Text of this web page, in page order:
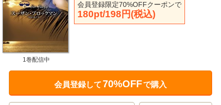
会員登録限定70%OFFクーポンで
180pt/198円(税込)
1巻配信中
会員登録して70%OFFで購入